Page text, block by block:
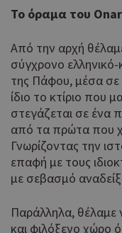
Το όραμα του Onar
Από την αρχή
σύγχρονο
της Πάφου, μέσα σε
ίδιο το κτίριο που
στεγάζεται σε ένα
από τα πρώτα που
Γνωρίζοντας την
επαφή με τους
με σεβασμό
Παράλληλα, θέλαμε
και φιλόξενο χώρο